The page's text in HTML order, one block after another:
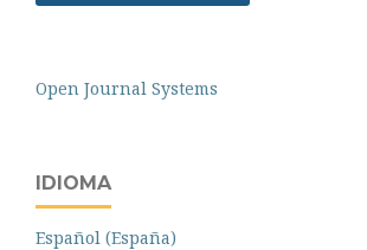
Open Journal Systems
IDIOMA
Español (España)